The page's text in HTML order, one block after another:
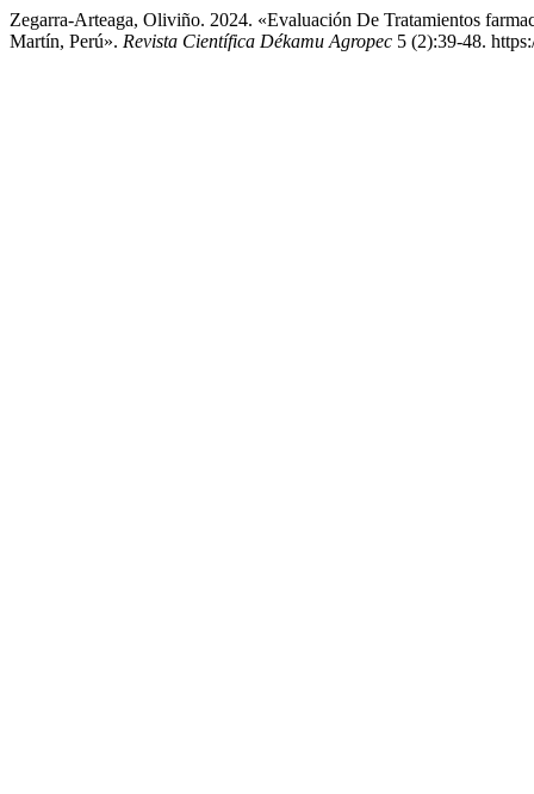
Zegarra-Arteaga, Oliviño. 2024. «Evaluación De Tratamientos
Martín, Perú». Revista Científica Dékamu Agropec 5 (2):39-48.